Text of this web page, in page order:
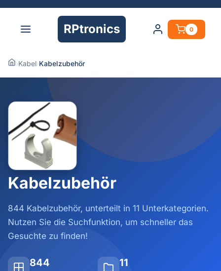
RPtronics 0
›Kabel›Kabelzubehör
Kabelzubehör
844 Kabelzubehör, unterteilt in 11 Unterkategorien.
Nutzen Sie die Suchfunktion, um schneller das
Gesuchte zu finden!
844 11